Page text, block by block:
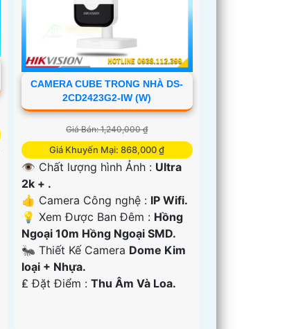
CAMERA CUBE TRONG NHÀ DS-
2CD2423G2-IW (W)
Giá Bán: 1,240,000 ₫
Giá Khuyến Mại: 868,000 ₫
👁 Chất lượng hình Ảnh : Ultra
2k + .
👍 Camera Công nghệ : IP Wifi.
💡 Xem Được Ban Đêm : Hồng
Ngoại 10m Hồng Ngoại SMD.
🐜 Thiết Kế Camera Dome Kim
loại + Nhựa.
️₤ Đặt Điểm :Thu Âm Và Loa.